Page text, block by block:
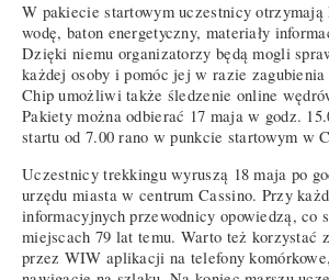
W pakiecie startowym uczestnicy otrzymają
wodę, baton energetyczny, materiały
Dzięki niemu organizatorzy będą mogli
każdej osoby i pomóc jej w razie zagubienia
Chip umożliwi także śledzenie online
Pakiety można odbierać 17 maja w godz.
startu od 7.00 rano w punkcie startowym w
Uczestnicy trekkingu wyruszą 18 maja po
urzędu miasta w centrum Cassino. Przy
informacyjnych przewodnicy opowiedzą, co
miejscach 79 lat temu. Warto też korzystać
przez WIW aplikacji na telefony